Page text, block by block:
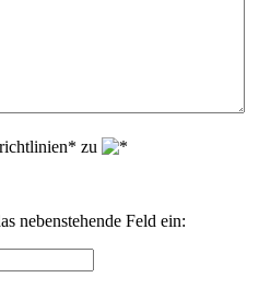
zu
nebenstehende Feld ein: